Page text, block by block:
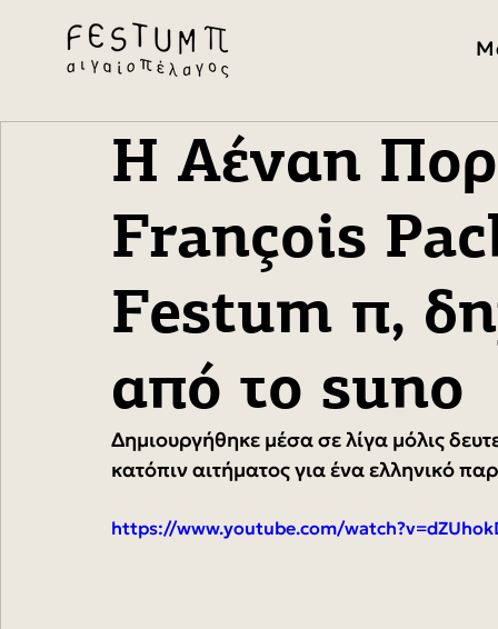
Η Αέναη
François
Festum π,
από το suno
Δημιουργήθηκε μέσα σε λίγα μόλις
κατόπιν αιτήματος για ένα ελληνικό
https://www.youtube.com/